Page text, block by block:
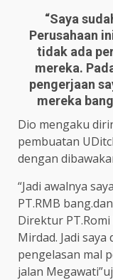
“Saya
Perusahaan
tidak ada
mereka.
pengerjaan
mereka
Dio mengaku
pembuatan
dengan
“Jadi awalnya
PT.RMB
Direktur
Mirdad. Jadi
pengelasan mal
jalan